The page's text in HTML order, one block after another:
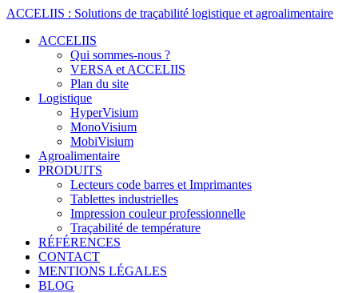
Skip
content
ACCELIIS : Solutions de traçabilité logistique et agroalimentaire
ACCELIIS
Qui sommes-nous ?
VERSA et ACCELIIS
Plan du site
Logistique
HyperVisium
MonoVisium
MobiVisium
Agroalimentaire
PRODUITS
Lecteurs code barres et Imprimantes
Tablettes industrielles
Impression couleur professionnelle
Traçabilité de température
RÉFÉRENCES
CONTACT
MENTIONS LÉGALES
BLOG